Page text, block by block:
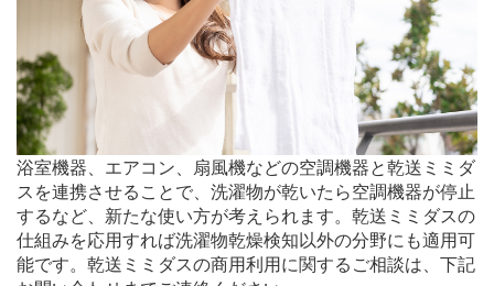
浴室機器、エアコン、扇風機などの空調機器と乾送ミミダ
スを連携させることで、洗濯物が乾いたら空調機器が停止
するなど、新たな使い方が考えられます。乾送ミミダスの
仕組みを応用すれば洗濯物乾燥検知以外の分野にも適用可
能です。乾送ミミダスの商用利用に関するご相談は、下記